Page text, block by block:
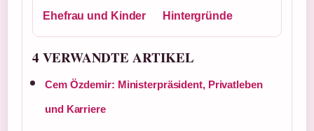
Ehefrau und Kinder Hintergründe
4 VERWANDTE ARTIKEL
Cem Özdemir: Ministerpräsident, Privatleben
und Karriere